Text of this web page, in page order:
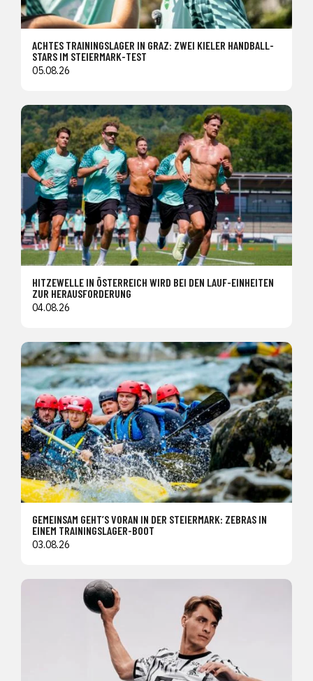
ACHTES TRAININGSLAGER IN GRAZ: ZWEI KIELER HANDBALL-
STARS IM STEIERMARK-TEST
05.08.26
HITZEWELLE IN ÖSTERREICH WIRD BEI DEN LAUF-EINHEITEN
ZUR HERAUSFORDERUNG
04.08.26
GEMEINSAM GEHT’S VORAN IN DER STEIERMARK: ZEBRAS IN
EINEM TRAININGSLAGER-BOOT
03.08.26